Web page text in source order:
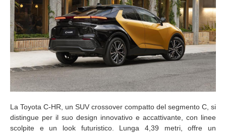
La Toyota C-HR, un SUV crossover compatto del segmento C, si
distingue per il suo design innovativo e accattivante, con linee
scolpite e un look futuristico. Lunga 4,39 metri, offre un